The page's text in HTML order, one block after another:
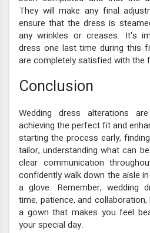
They will make any final
ensure that the dress is
any wrinkles or creases. It's
dress one last time during this
are completely satisfied with the
Conclusion
Wedding dress alterations
achieving the perfect fit and
starting the process early,
tailor, understanding what can
clear communication
confidently walk down the aisle
a glove. Remember, wedding
time, patience, and
a gown that makes you feel
your special day.